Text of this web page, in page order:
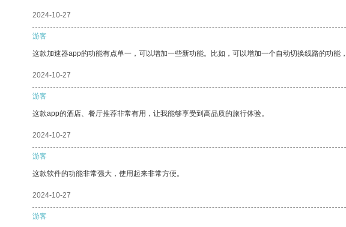
2024-10-27
游客
这款加速器app的功能有点单一，可以增加一些新功能。比如，可以增加一个自动切换线路的功能
2024-10-27
游客
这款app的酒店、餐厅推荐非常有用，让我能够享受到高品质的旅行体验。
2024-10-27
游客
这款软件的功能非常强大，使用起来非常方便。
2024-10-27
游客